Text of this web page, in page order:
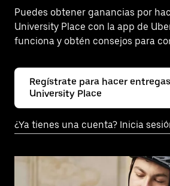
Puedes obtener ganancias por
University Place con la app de
funciona y obtén consejos para
Regístrate para hacer
University Place
¿Ya tienes una cuenta? Inicia